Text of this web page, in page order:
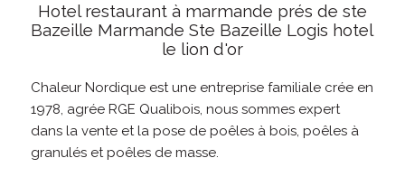
Hotel restaurant à marmande prés de ste
Bazeille Marmande Ste Bazeille Logis hotel
le lion d'or
Chaleur Nordique est une entreprise familiale crée en
1978, agrée RGE Qualibois, nous sommes expert
dans la vente et la pose de poêles à bois, poêles à
granulés et poêles de masse.